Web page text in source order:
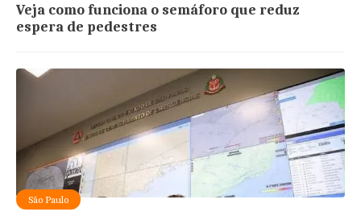
Veja como funciona o semáforo que reduz
espera de pedestres
São Paulo